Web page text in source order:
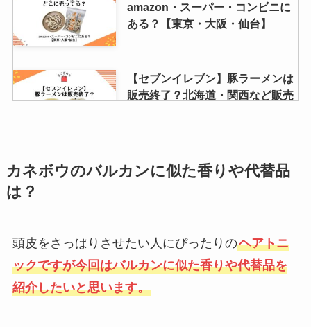
amazon・スーパー・コンビニに
ある？【東京・大阪・仙台】
【セブンイレブン】豚ラーメンは
販売終了？北海道・関西など販売
イソバイドシロップが販売中止の
スラックスはどこで買う？ユニク
ロ・GU・しまむら・洋服の青山
など売ってる場所を調査！
カネボウのバルカンに似た香りや代替品
は？
頭皮をさっぱりさせたい人にぴったりのヘアトニ
ックですが今回はバルカンに似た香りや代替品を
紹介したいと思います。